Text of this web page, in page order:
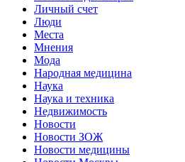
Личный счет
Люди
Места
Мнения
Мода
Народная медицина
Наука
Наука и техника
Недвижимость
Новости
Новости ЗОЖ
Новости медицины